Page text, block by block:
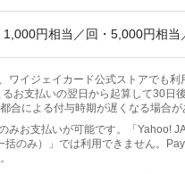
1,000円相当／回・5,000円相当
イジェイカード公式ストアでも利
お支払いの翌日から起算して30日
合による付与時期が遅くなる場合が
お支払いが可能です。「Yahoo!
のみ）」では利用できません。